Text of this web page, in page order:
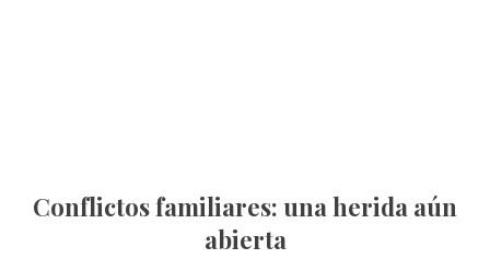
Conflictos familiares: una herida aún
abierta